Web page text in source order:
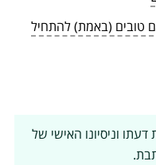
לסטארט-אפ? 8 כיוונים טובים (באמת) להתחיל
וניסיונו האישי של